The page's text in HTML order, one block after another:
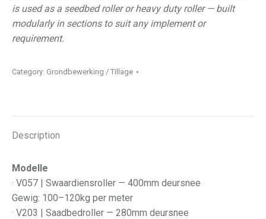
is used as a seedbed roller or heavy duty roller — built
modularly in sections to suit any implement or
requirement.
Category: Grondbewerking / Tillage
Description
Modelle
· V057 | Swaardiensroller — 400mm deursnee
Gewig: 100–120kg per meter
· V203 | Saadbedroller — 280mm deursnee